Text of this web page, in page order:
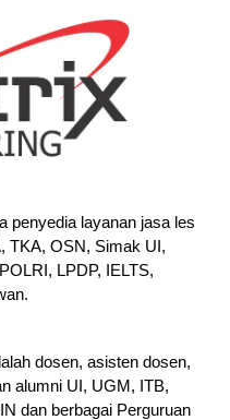
penyedia layanan jasa les
TKA, OSN, Simak UI,
LPDP, IELTS,
dosen, asisten dosen,
alumni UI, UGM, ITB,
dan berbagai Perguruan